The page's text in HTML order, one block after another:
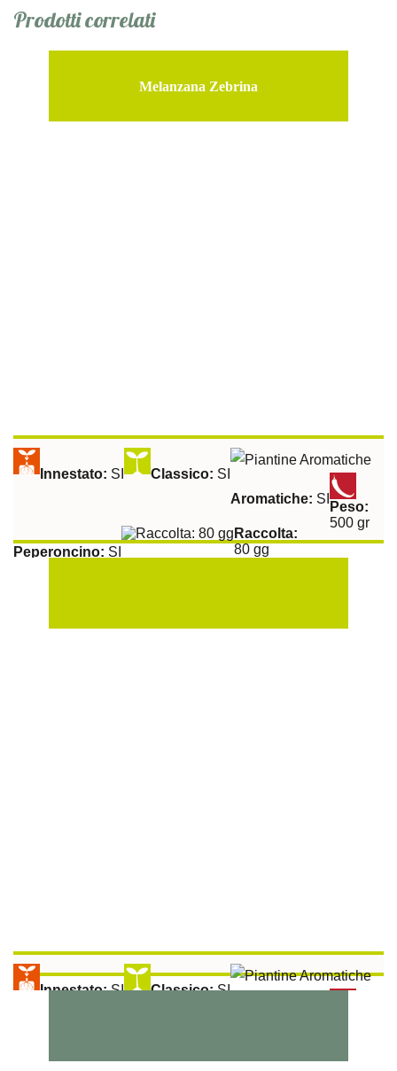
Prodotti correlati
Melanzana Zebrina
Innestato: SI Classico: SI
Aromatiche: SI
Peperoncino: SI
Raccolta:
80 gg
Peso:
500 gr
Innestato: SI Classico: SI
100 gg